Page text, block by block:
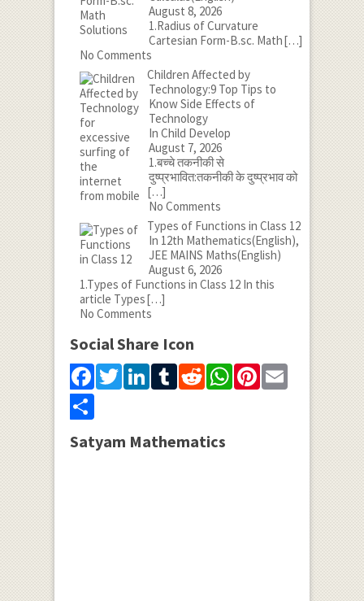
August 8, 2026
1.Radius of Curvature
Cartesian Form-B.sc. Math[…]
No Comments
Children Affected by
Technology:9 Top Tips to
Know Side Effects of
Technology
In Child Develop
August 7, 2026
1.बच्चे तकनीकी से
दुष्प्रभावित:तकनीकी के दुष्प्रभाव को
[…]
No Comments
Types of Functions in Class 12
In 12th Mathematics(English),
JEE MAINS Maths(English)
August 6, 2026
1.Types of Functions in Class 12 In this
article Types[…]
No Comments
Social Share Icon
Facebook
Twitter
LinkedIn
Tumblr
Reddit
WhatsApp
Pinterest
Email
Share
Satyam Mathematics